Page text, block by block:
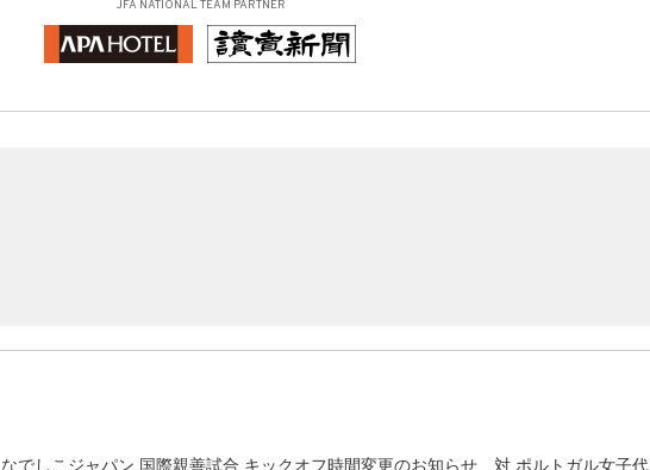
JFA NATIONAL TEAM PARTNER
なでしこジャパン 国際親善試合 キックオフ時間変更のお知らせ 対 ポルトガル女子代